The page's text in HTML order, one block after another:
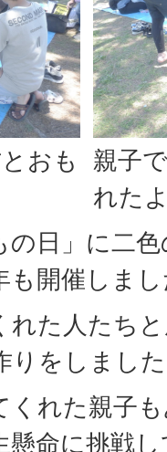
おも
親子
れた
の日」に二
も開催しま
れた人たち
りをしまし
くれた親子
懸命に挑戦